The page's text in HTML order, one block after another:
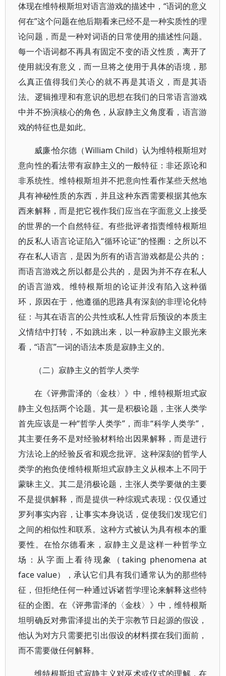
体现在维特根斯坦对语言游戏的描述中，“语词的意义
何在”这个问题在他后期看来已经不是一种实质性的理
论问题，而是一种对词语的日常使用的描述性问题。
每一个语词都不再具有固定不变的语义性质，离开了
使用就没有意义，而一旦将之使用于具体的语境，那
么真正值得我们关心的就不再是其语义，而是其语
法。逻辑推理和有意识的思想在我们的日常语言游戏
中并不扮演核心的角色，从寂静主义角度看，语言游
戏的特征也是如此。
威廉·恰尔德（William Child）认为维特根斯坦对
意向性的看法带有寂静主义的一般特征：非还原论和
非系统性。维特根斯坦并不把意向性看作某些天然地
具有神秘性质的东西，并且这种东西需要根据其他东
西来解释，而是把它视作我们应当在字面意义上接受
的世界的一个自然特征。有些批评者指责维特根斯坦
的反私人语言论证陷入“循环论证”的怪圈：之所以不
存在私人语言，是因为所有的语言游戏都是公共的；
而语言游戏之所以都是公共的，是因为并不存在私人
的语言游戏。维特根斯坦的论证并没有陷入这种循
环，原因在于，他遵循的思路具有深刻的非理论化特
征：与其在语言的公共性或私人性背后预设的本质主
义情结中打转，不如跳出来，以一种寂静主义眼光来
看，“语言”一词的语法本质是寂静主义的。
（二）寂静主义的哲学人类学
在《评弗雷泽的〈金枝〉》中，维特根斯坦式寂
静主义包括两个论题。其一是积极论题，主张人类学
首先应该是一种“哲学人类学”，而非“科学人类学”，
其主要任务不是对经验材料给出因果解释，而是进行
方法论上的经验反省和观念批评。这种深刻的哲学人
类学的抱负使维特根斯坦式寂静主义从根本上不同于
蒙昧主义。其二是消极论题，主张人类学要做的主要
不是提供解释，而是提供一种综观式表现：仅仅通过
罗列事实内容，让事实本身说话，促使我们发现它们
之间的相似性和联系。这种方式被认为具有根本的重
要性。在恰尔德看来，寂静主义是这样一种哲学立
场：从字面上看待现象（taking phenomena at
face value），承认它们具有我们通常认为的那些特
征，但拒绝任何一种通过诉诸哲学理论来解释这些特
征的企图。在《评弗雷泽的〈金枝〉》中，维特根斯
坦明确反对弗雷泽提出的关于宗教节日起源的假设，
他认为对方只需要把引出假设的材料摆在我们面前，
而不需要做任何解释。
维特根斯坦式寂静主义对巫术或仪式的理解，在